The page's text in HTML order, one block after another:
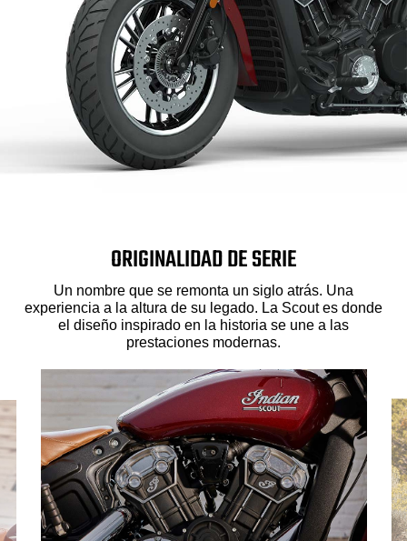
ORIGINALIDAD DE SERIE
Un nombre que se remonta un siglo atrás. Una
experiencia a la altura de su legado. La Scout es donde
el diseño inspirado en la historia se une a las
prestaciones modernas.